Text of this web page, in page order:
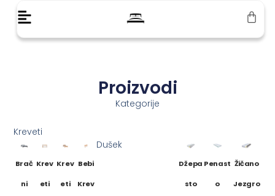
Proizvodi
Kategorije
Kreveti
Brač
Ni
Krev
Eti
Krev
Eti
Bebi
Krev
Dušek
Džepa
Sto
Penast
O
Žičano
Jezgro